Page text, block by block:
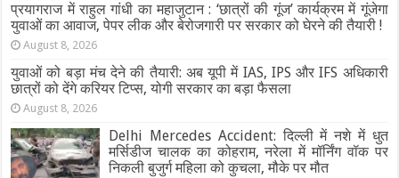
प्रयागराज में राहुल गांधी का महाजुटान : ‘छात्रों की गूंज’ कार्यक्रम में गूंजेगा
युवाओं का आवाज, पेपर लीक और बेरोजगारी पर सरकार को घेरने की तैयारी !
August 8, 2026
युवाओं को बड़ा मंच देने की तैयारी: अब यूपी में IAS, IPS और IFS अधिकारी
छात्रों को देंगे करियर टिप्स, योगी सरकार का बड़ा फैसला
August 8, 2026
Delhi Mercedes Accident: दिल्ली में नशे में धुत
मर्सिडीज चालक का कोहराम, नरेला में मॉर्निंग वॉक पर
निकली बुजुर्ग महिला को कुचला, मौके पर मौत